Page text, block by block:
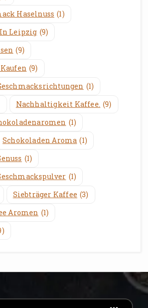
Haselnuss (1)
Leipzig (9)
(9)
(9)
(1)
Nachhaltigkeit Kaffee. (9)
(1)
Schokoladen Aroma (1)
(1)
(1)
Siebträger Kaffee (3)
Aromen (1)